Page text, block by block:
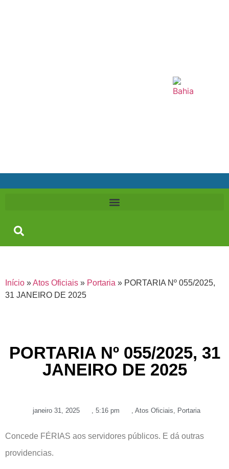
Início »Atos Oficiais » Portaria » PORTARIA Nº 055/2025,
31 JANEIRO DE 2025
PORTARIA Nº 055/2025, 31
JANEIRO DE 2025
janeiro 31, 2025 , 5:16 pm , Atos Oficiais, Portaria
Concede FÉRIAS aos servidores públicos. E dá outras
providencias.